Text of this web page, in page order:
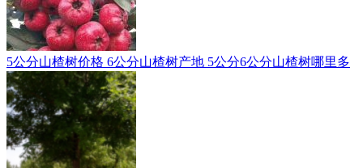
5公分山楂树价格 6公分山楂树产地 5公分6公分山楂树哪里多